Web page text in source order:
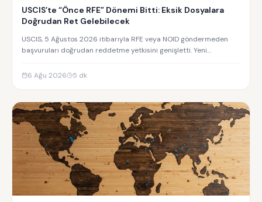
USCIS’te “Önce RFE” Dönemi Bitti: Eksik Dosyalara
Doğrudan Ret Gelebilecek
USCIS, 5 Ağustos 2026 itibarıyla RFE veya NOID göndermeden
başvuruları doğrudan reddetme yetkisini genişletti. Yeni
6 Ağu 2026
5 dk